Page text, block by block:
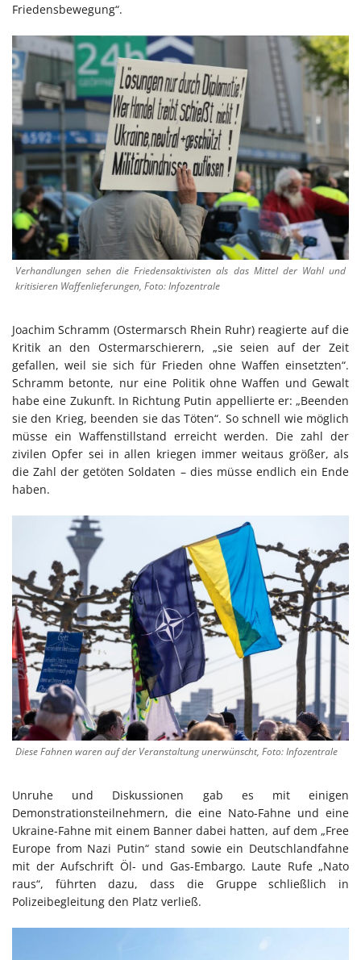
Friedensbewegung“.
Verhandlungen sehen die Friedensaktivisten als das Mittel der Wahl und
kritisieren Waffenlieferungen, Foto: Infozentrale
Joachim Schramm (Ostermarsch Rhein Ruhr) reagierte auf die
Kritik an den Ostermarschierern, „sie seien auf der Zeit
gefallen, weil sie sich für Frieden ohne Waffen einsetzten“.
Schramm betonte, nur eine Politik ohne Waffen und Gewalt
habe eine Zukunft. In Richtung Putin appellierte er: „Beenden
sie den Krieg, beenden sie das Töten“. So schnell wie möglich
müsse ein Waffenstillstand erreicht werden. Die zahl der
zivilen Opfer sei in allen kriegen immer weitaus größer, als
die Zahl der getöten Soldaten – dies müsse endlich ein Ende
haben.
Diese Fahnen waren auf der Veranstaltung unerwünscht, Foto: Infozentrale
Unruhe und Diskussionen gab es mit einigen
Demonstrationsteilnehmern, die eine Nato-Fahne und eine
Ukraine-Fahne mit einem Banner dabei hatten, auf dem „Free
Europe from Nazi Putin“ stand sowie ein Deutschlandfahne
mit der Aufschrift Öl- und Gas-Embargo. Laute Rufe „Nato
raus“, führten dazu, dass die Gruppe schließlich in
Polizeibegleitung den Platz verließ.